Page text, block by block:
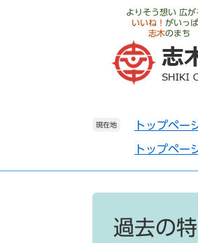
よりそう想い 広が
いいね！ がいっ
志木のまち
現在地 トップペー
トップペー
過去の